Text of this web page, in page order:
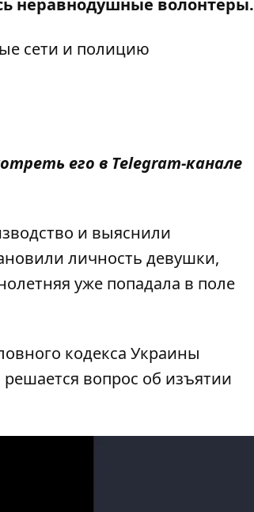
неравнодушные волонтеры.
сети и полицию
его в Telegram-канале
и выяснили
личность девушки,
уже попадала в поле
кодекса Украины
вопрос об изъятии